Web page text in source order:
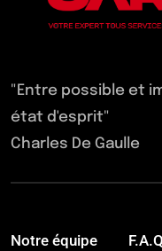
"Entre possible et
état d'esprit"
Charles De Gaulle
Notre équipe F.A.Q